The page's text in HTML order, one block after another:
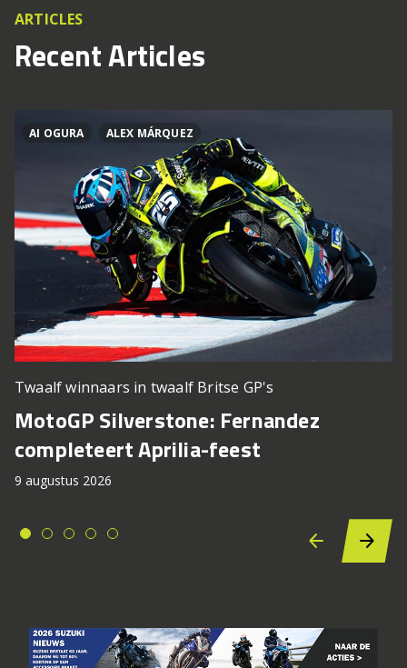
ARTICLES
Recent Articles
AI OGURA ALEX MÁRQUEZ
Twaalf winnaars in twaalf Britse GP's
MotoGP Silverstone: Fernandez
completeert Aprilia-feest
9 augustus 2026